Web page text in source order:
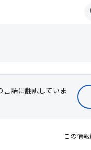
言語に翻訳していま
この情